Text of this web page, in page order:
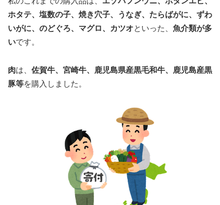
ホタテ、塩数の子、焼き穴子、うなぎ、たらばがに、ずわ
いがに、のどぐろ、マグロ、カツオといった、 魚介類が多
いです。
肉は、 佐賀牛、宮崎牛、鹿児島県産黒毛和牛、鹿児島産黒
豚等を購入しました。